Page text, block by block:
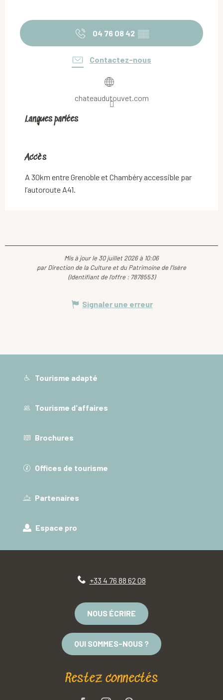
04 76 08 42 ▒▒
Contactez-nous
chateaudutouvet.com
Langues parlées
Langues parlées
Accès
Accès
A 30km entre Grenoble et Chambéry accessible par
l’autoroute A41.
Mis à jour le 30 juillet 2026 à 10:06
par Direction de la Culture et du Patrimoine de l'Isère
(Identifiant de l'offre : 7878553)
Signaler une erreur
Tourisme adapté
Tourisme d'affaires
Brochures
Offices de tourisme
Partenaires
Espace pro
+33 4 76 88 62 08
NOUS ÉCRIRE
QUI SOMMES-NOUS ?
Restez connectés